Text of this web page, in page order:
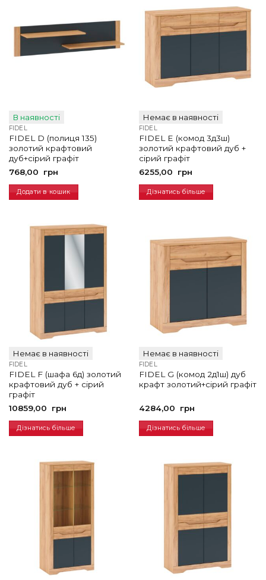
В наявності
FIDEL
FIDEL D (полиця 135)
золотий крафтовий
дуб+cірий графіт
768,00
грн
Додати в кошик
Немає в наявності
FIDEL
FIDEL E (комод 3д3ш)
золотий крафтовий дуб +
сірий графіт
6255,00
грн
Дізнатись більше
Немає в наявності
FIDEL
FIDEL F (шафа 6д) золотий
крафтовий дуб + сірий
графіт
10859,00
грн
Дізнатись більше
Немає в наявності
FIDEL
FIDEL G (комод 2д1ш) дуб
крафт золотий+сірий графіт
4284,00 грн
Дізнатись більше